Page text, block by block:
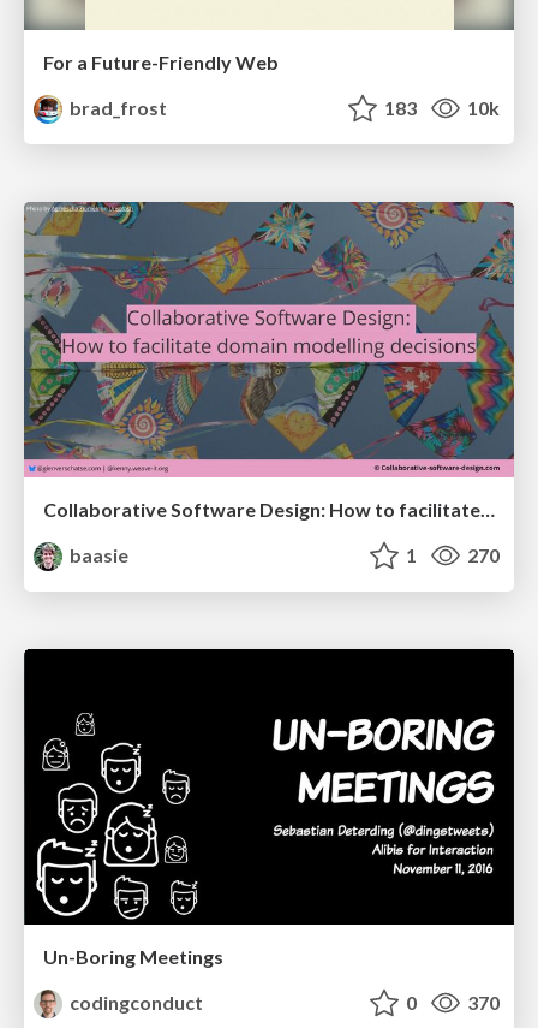
For a Future-Friendly Web
brad_frost
183 10k
Collaborative Software Design: How to facilitate domain modelling decisions
baasie
1 270
Un-Boring Meetings
codingconduct
0 370